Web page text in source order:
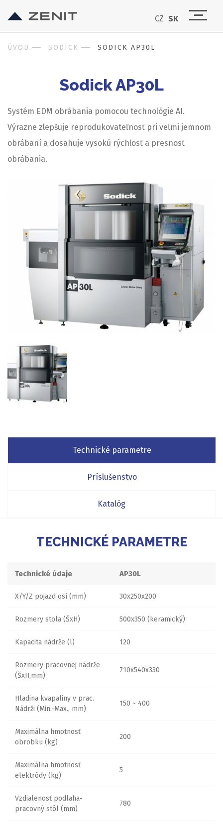
CZ SK
ÚVOD SODICK SODICK AP30L
Sodick AP30L
Systém EDM obrábania pomocou technológie AI.
Výrazne zlepšuje reprodukovateľnosť pri veľmi jemnom
obrábaní a dosahuje vysokú rýchlosť a presnosť
obrábania.
Technické parametre
Príslušenstvo
Katalóg
TECHNICKÉ PARAMETRE
Technické údaje AP30L
X/Y/Z pojazd osí (mm) 30x250x200
Rozmery stola (ŠxH) 500x350 (keramický)
Kapacita nádrže (l) 120
Rozmery pracovnej nádrže
(ŠxH,mm)
710x540x330
Hladina kvapaliny v prac.
Nádrži (Min.-Max., mm)
150 ~ 400
Maximálna hmotnosť
obrobku (kg)
200
Maximálna hmotnosť
elektródy (kg)
5
Vzdialenosť podlaha-
pracovný stôl (mm)
780